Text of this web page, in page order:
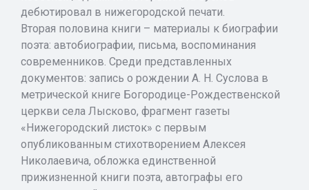
дебютировал в нижегородской печати.
Вторая половина книги – материалы к биографии
поэта: автобиографии, письма, воспоминания
современников. Среди представленных
документов: запись о рождении А. Н. Суслова в
метрической книге Богородице-Рождественской
церкви села Лысково, фрагмент газеты
«Нижегородский листок» с первым
опубликованным стихотворением Алексея
Николаевича, обложка единственной
прижизненной книги поэта, автографы его